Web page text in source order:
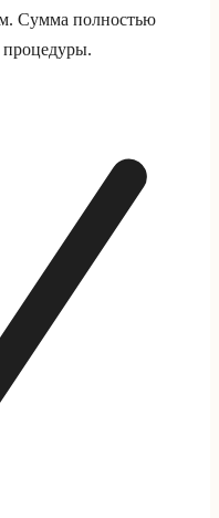
Сумма полностью
процедуры.